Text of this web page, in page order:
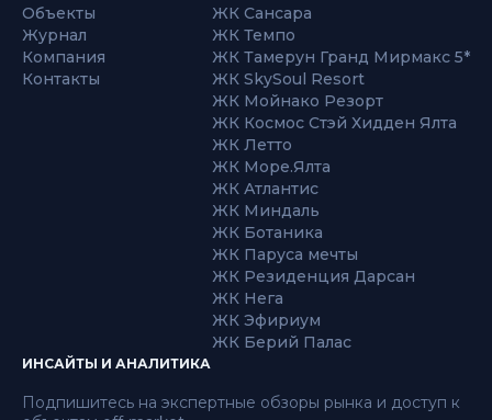
Объекты
Журнал
Компания
Контакты
ЖК Сансара
ЖК Темпо
ЖК Тамерун Гранд Мирмакс 5*
ЖК SkySoul Resort
ЖК Мойнако Резорт
ЖК Космос Стэй Хидден Ялта
ЖК Летто
ЖК Море.Ялта
ЖК Атлантис
ЖК Миндаль
ЖК Ботаника
ЖК Паруса мечты
ЖК Резиденция Дарсан
ЖК Нега
ЖК Эфириум
ЖК Берий Палас
ИНСАЙТЫ И АНАЛИТИКА
Подпишитесь на экспертные обзоры рынка и доступ к